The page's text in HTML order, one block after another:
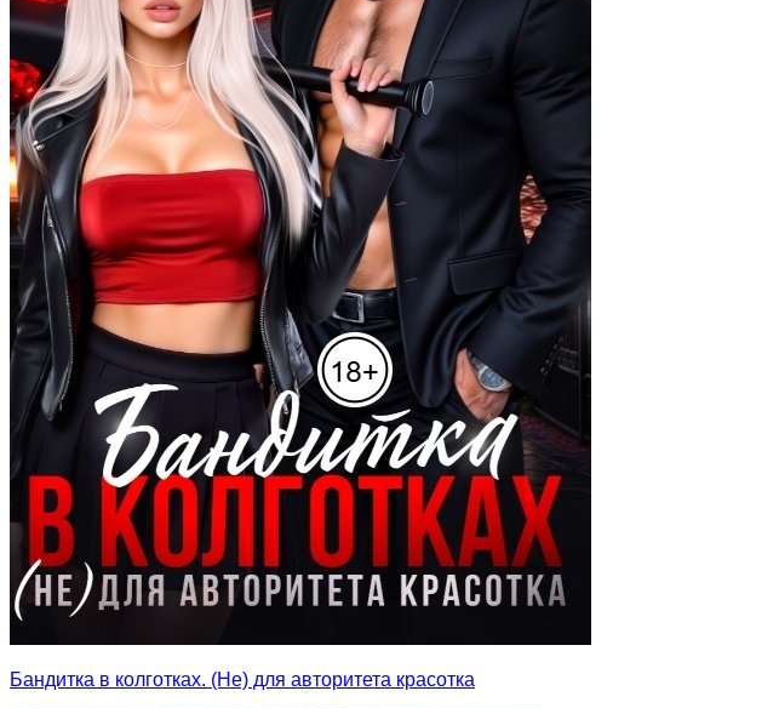
Бандитка в колготках. (Не) для авторитета красотка